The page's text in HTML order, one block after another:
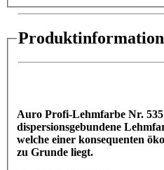
Auro Profi-Lehmfarbe Nr.
dispersionsgebundene
welche einer konsequenten
zu Grunde liegt.